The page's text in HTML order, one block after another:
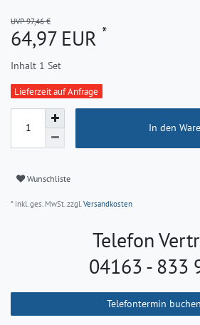
UVP 97,46 €
64,97 EUR *
Inhalt 1 Set
Lieferzeit auf Anfrage
In den
Wunschliste
* inkl. ges. MwSt. zzgl.Versandkosten
Telefon
04163 - 833
Telefontermin buchen